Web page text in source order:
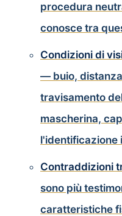
procedura
conosce tra
Condizioni di
— buio,
travisamento
mascherina,
l'identificazione
Contraddizioni
sono più
caratteristiche